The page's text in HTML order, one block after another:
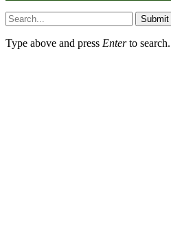
Submit
Type above and press Enterto search.